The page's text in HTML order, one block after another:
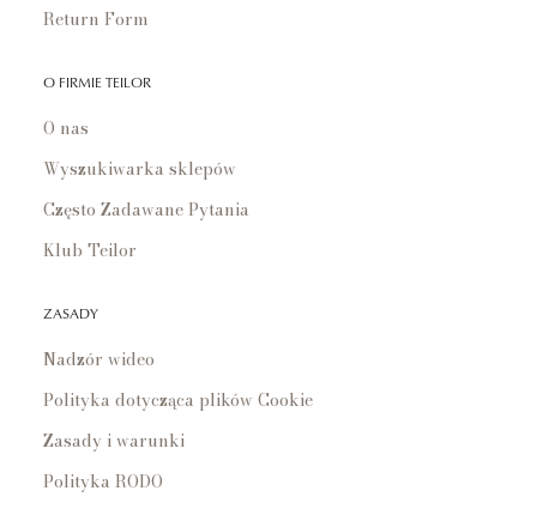
Return Form
O FIRMIE TEILOR
O nas
Wyszukiwarka sklepów
Często Zadawane Pytania
Klub Teilor
ZASADY
Nadzór wideo
Polityka dotycząca plików Cookie
Zasady i warunki
Polityka RODO